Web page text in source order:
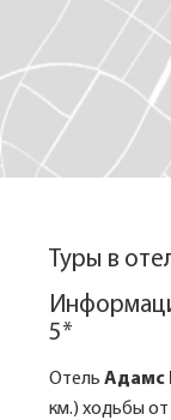
Туры в
5*
Отель Адамс
км.) ходьбы